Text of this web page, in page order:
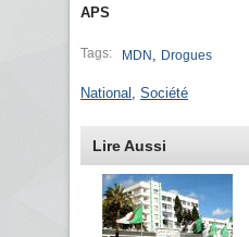
APS
Tags: MDN Drogues
National Société
Lire Aussi